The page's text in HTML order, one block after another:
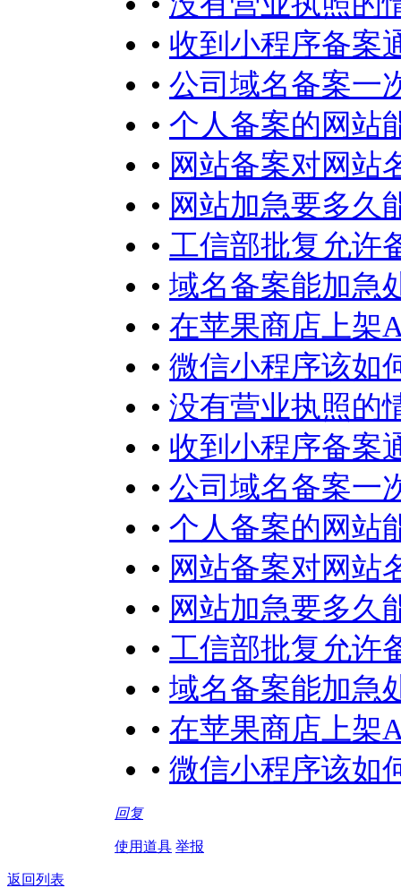
• 收到小程序备案
• 公司域名备案一
• 个人备案的网站
• 网站备案对网站
• 网站加急要多久
• 工信部批复允许
• 域名备案能加急
• 在苹果商店上架
• 微信小程序该如
• 没有营业执照的
• 收到小程序备案
• 公司域名备案一
• 个人备案的网站
• 网站备案对网站
• 网站加急要多久
• 工信部批复允许
• 域名备案能加急
• 在苹果商店上架
• 微信小程序该如
回复
使用道具 举报
返回列表